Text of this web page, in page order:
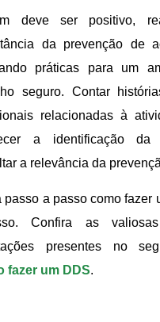
deve ser positivo,
da prevenção de
práticas para um
seguro. Contar
relacionadas à
a identificação
a relevância da
passo a passo como fazer
Confira as
presentes no
fazer um DDS.